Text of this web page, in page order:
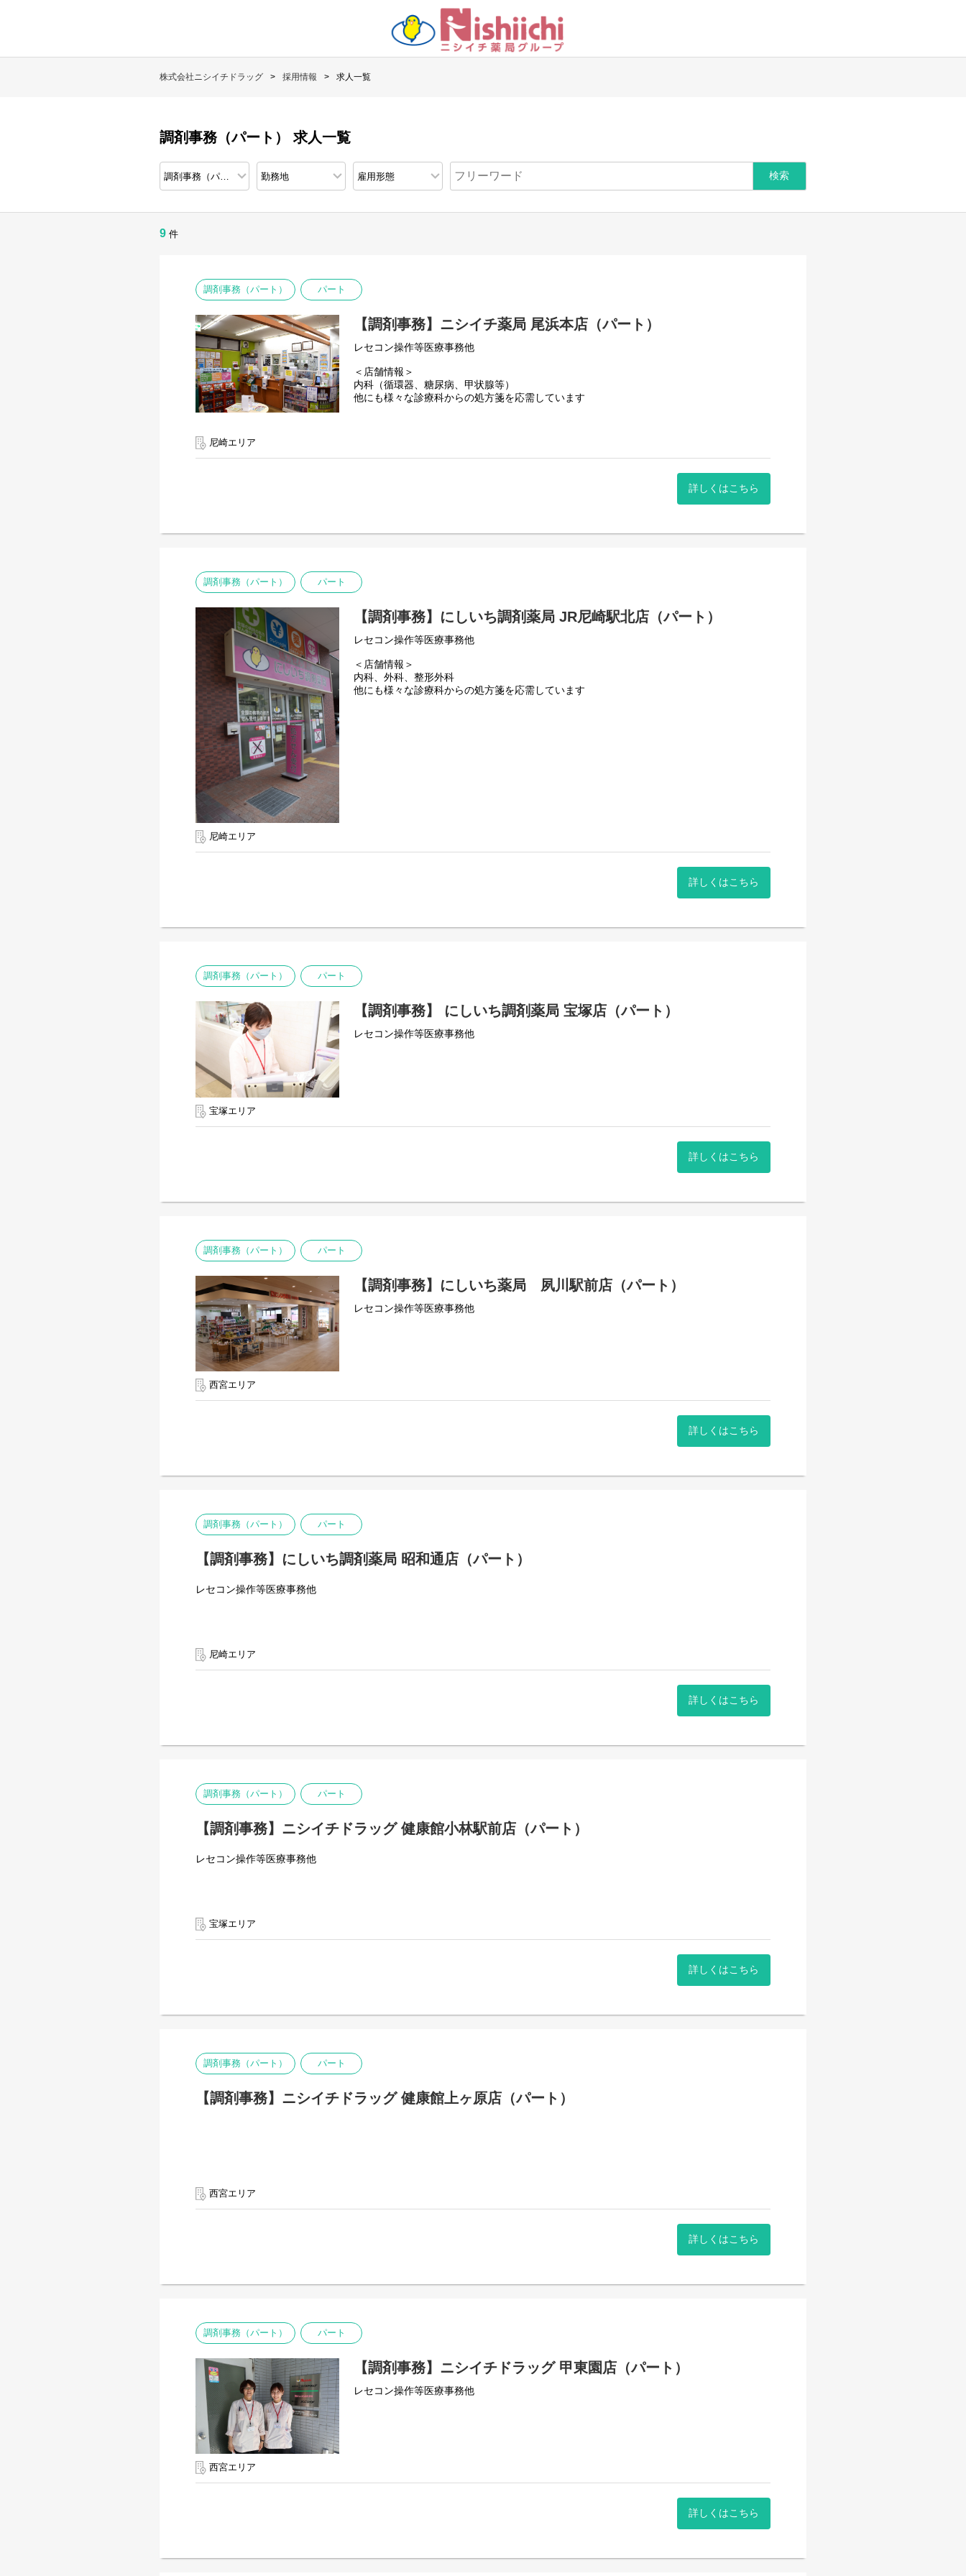
株式会社ニシイチドラッグ 採用情報 求人一覧
調剤事務（パート） 求人一覧
9 件
調剤事務（パート） パート
【調剤事務】ニシイチ薬局 尾浜本店（パート）
レセコン操作等医療事務他
＜店舗情報＞
内科（循環器、糖尿病、甲状腺等）
他にも様々な診療科からの処方箋を応需しています
尼崎エリア
詳しくはこちら
調剤事務（パート） パート
【調剤事務】にしいち調剤薬局 JR尼崎駅北店（パート）
レセコン操作等医療事務他
＜店舗情報＞
内科、外科、整形外科
他にも様々な診療科からの処方箋を応需しています
尼崎エリア
詳しくはこちら
調剤事務（パート） パート
【調剤事務】 にしいち調剤薬局 宝塚店（パート）
レセコン操作等医療事務他
宝塚エリア
詳しくはこちら
調剤事務（パート） パート
【調剤事務】にしいち薬局 夙川駅前店（パート）
レセコン操作等医療事務他
西宮エリア
詳しくはこちら
調剤事務（パート） パート
【調剤事務】にしいち調剤薬局 昭和通店（パート）
レセコン操作等医療事務他
尼崎エリア
詳しくはこちら
調剤事務（パート） パート
【調剤事務】ニシイチドラッグ 健康館小林駅前店（パート）
レセコン操作等医療事務他
宝塚エリア
詳しくはこちら
調剤事務（パート） パート
【調剤事務】ニシイチドラッグ 健康館上ヶ原店（パート）
西宮エリア
詳しくはこちら
調剤事務（パート） パート
【調剤事務】ニシイチドラッグ 甲東園店（パート）
レセコン操作等医療事務他
西宮エリア
詳しくはこちら